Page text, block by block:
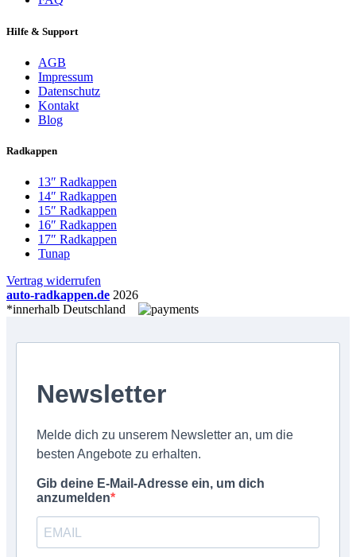
Hilfe & Support
AGB
Impressum
Datenschutz
Kontakt
Blog
Radkappen
13″ Radkappen
14″ Radkappen
15″ Radkappen
16″ Radkappen
17″ Radkappen
Tunap
Vertrag widerrufen
auto-radkappen.de 2026
*innerhalb Deutschland
Newsletter
Melde dich zu unserem Newsletter an, um die
besten Angebote zu erhalten.
Gib deine E-Mail-Adresse ein, um dich
anzumelden